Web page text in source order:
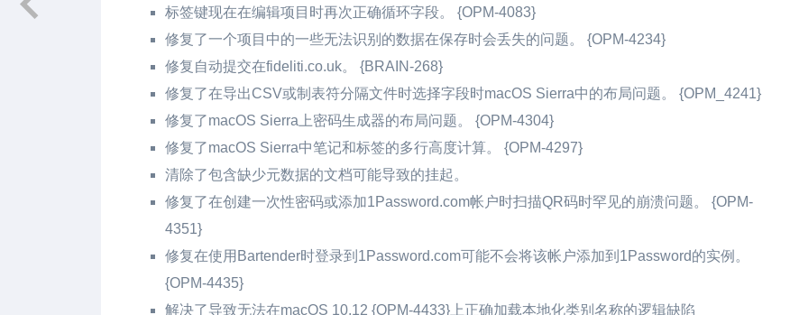
标签键现在在编辑项目时再次正确循环字段。 {OPM-4083}
修复了一个项目中的一些无法识别的数据在保存时会丢失的问题。 {OPM-4234}
修复自动提交在fideliti.co.uk。 {BRAIN-268}
修复了在导出CSV或制表符分隔文件时选择字段时macOS Sierra中的布局问题。 {OPM_4241}
修复了macOS Sierra上密码生成器的布局问题。 {OPM-4304}
修复了macOS Sierra中笔记和标签的多行高度计算。 {OPM-4297}
清除了包含缺少元数据的文档可能导致的挂起。
修复了在创建一次性密码或添加1Password.com帐户时扫描QR码时罕见的崩溃问题。 {OPM-
4351}
修复在使用Bartender时登录到1Password.com可能不会将该帐户添加到1Password的实例。
{OPM-4435}
解决了导致无法在macOS 10.12 {OPM-4433}上正确加载本地化类别名称的逻辑缺陷